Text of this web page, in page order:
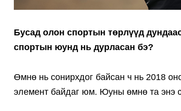
Бусад олон спортын төрлүүд
спортын юунд нь дурласан бэ?
Өмнө нь сонирхдог байсан ч нь 2018
элемент байдаг юм. Юуны өмнө та энэ